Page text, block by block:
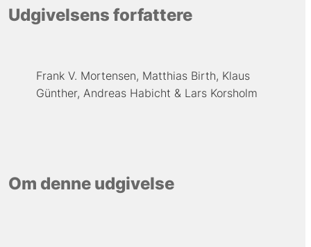
Udgivelsens forfattere
Frank V. Mortensen Matthias Birth Klaus
Günther Andreas Habicht Lars Korsholm
Om denne udgivelse